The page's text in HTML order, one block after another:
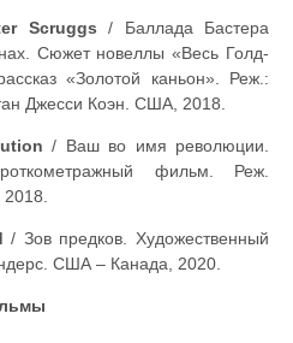
Scruggs / Баллада Бастера
Сюжет новеллы «Весь Голд-
«Золотой каньон». Реж.:
Джесси Коэн. США, 2018.
/ Ваш во имя революции.
фильм. Реж.
/ Зов предков. Художественный
США – Канада, 2020.